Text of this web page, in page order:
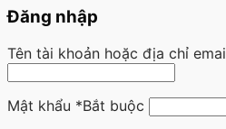
Đăng nhập
Tên tài khoản hoặc địa chỉ
Mật khẩu *Bắt buộc